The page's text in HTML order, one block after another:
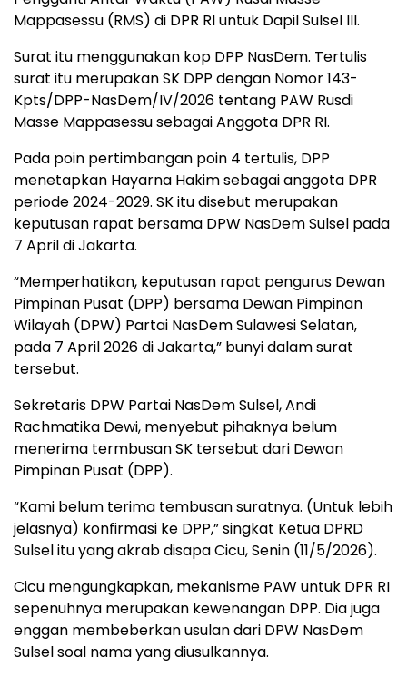
Mappasessu (RMS) di DPR RI untuk Dapil Sulsel III.
Surat itu menggunakan kop DPP NasDem. Tertulis
surat itu merupakan SK DPP dengan Nomor 143-
Kpts/DPP-NasDem/IV/2026 tentang PAW Rusdi
Masse Mappasessu sebagai Anggota DPR RI.
Pada poin pertimbangan poin 4 tertulis, DPP
menetapkan Hayarna Hakim sebagai anggota DPR
periode 2024-2029. SK itu disebut merupakan
keputusan rapat bersama DPW NasDem Sulsel pada
7 April di Jakarta.
“Memperhatikan, keputusan rapat pengurus Dewan
Pimpinan Pusat (DPP) bersama Dewan Pimpinan
Wilayah (DPW) Partai NasDem Sulawesi Selatan,
pada 7 April 2026 di Jakarta,” bunyi dalam surat
tersebut.
Sekretaris DPW Partai NasDem Sulsel, Andi
Rachmatika Dewi, menyebut pihaknya belum
menerima termbusan SK tersebut dari Dewan
Pimpinan Pusat (DPP).
“Kami belum terima tembusan suratnya. (Untuk lebih
jelasnya) konfirmasi ke DPP,” singkat Ketua DPRD
Sulsel itu yang akrab disapa Cicu, Senin (11/5/2026).
Cicu mengungkapkan, mekanisme PAW untuk DPR RI
sepenuhnya merupakan kewenangan DPP. Dia juga
enggan membeberkan usulan dari DPW NasDem
Sulsel soal nama yang diusulkannya.